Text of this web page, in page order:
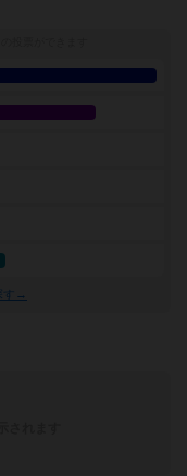
す→